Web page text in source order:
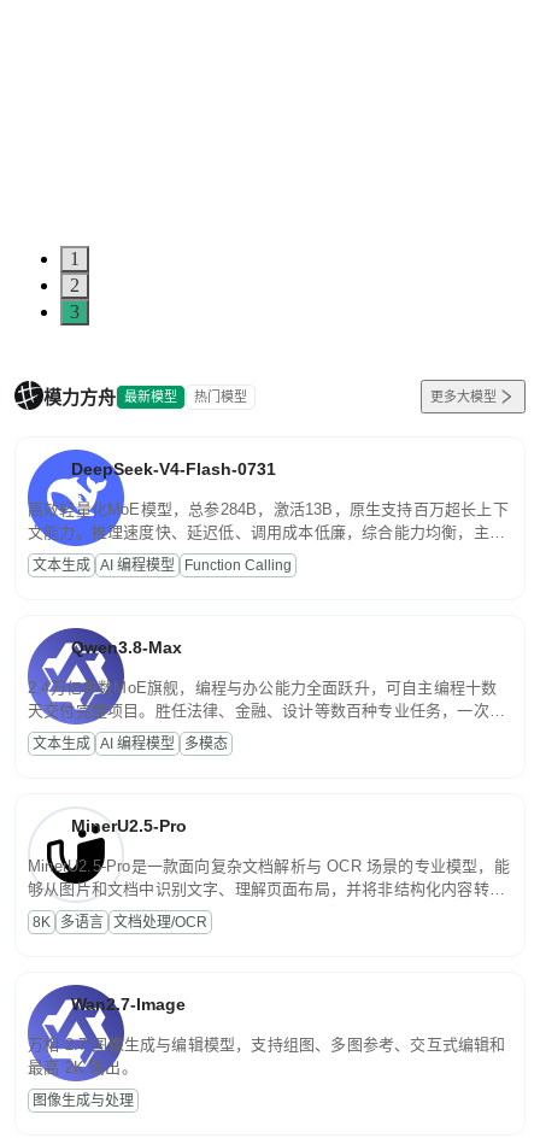
1
2
3
模力方舟 最新模型 热门模型 更多大模型
DeepSeek-V4-Flash-0731
高效轻量化MoE模型，总参284B，激活13B，原生支持百万超长上下
文能力。推理速度快、延迟低、调用成本低廉，综合能力均衡，主打
高并发、轻量化任务，适合日常对话、内容创作、基础 RAG、批量
文案处理等普惠刚需场景。
文本生成 AI 编程模型 Function Calling
Qwen3.8-Max
2.4万亿参数MoE旗舰，编程与办公能力全面跃升，可自主编程十数
天交付完整项目。胜任法律、金融、设计等数百种专业任务，一次对
话端到端交付生产级成果。原生视觉理解贯穿规划、执行与验证全流
程，支持超长文档与长视频的深度语义解析。长程任务中自主规划与
文本生成 AI 编程模型 多模态
MinerU2.5-Pro
MinerU2.5-Pro是一款面向复杂文档解析与 OCR 场景的专业模型，能
够从图片和文档中识别文字、理解页面布局，并将非结构化内容转换
为便于存储、检索和二次处理的结构化结果。
8K 多语言 文档处理/OCR
Wan2.7-Image
万相 2.7 图像生成与编辑模型，支持组图、多图参考、交互式编辑和
最高 2K 输出。
图像生成与处理